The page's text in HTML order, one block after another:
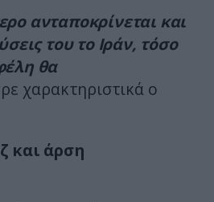
ανταποκρίνεται και
του το Ιράν, τόσο
θα
χαρακτηριστικά ο
και άρση